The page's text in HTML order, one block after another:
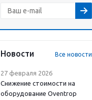
Новости Все новости
27 февраля 2026
Снижение стоимости на
оборудование Oventrop